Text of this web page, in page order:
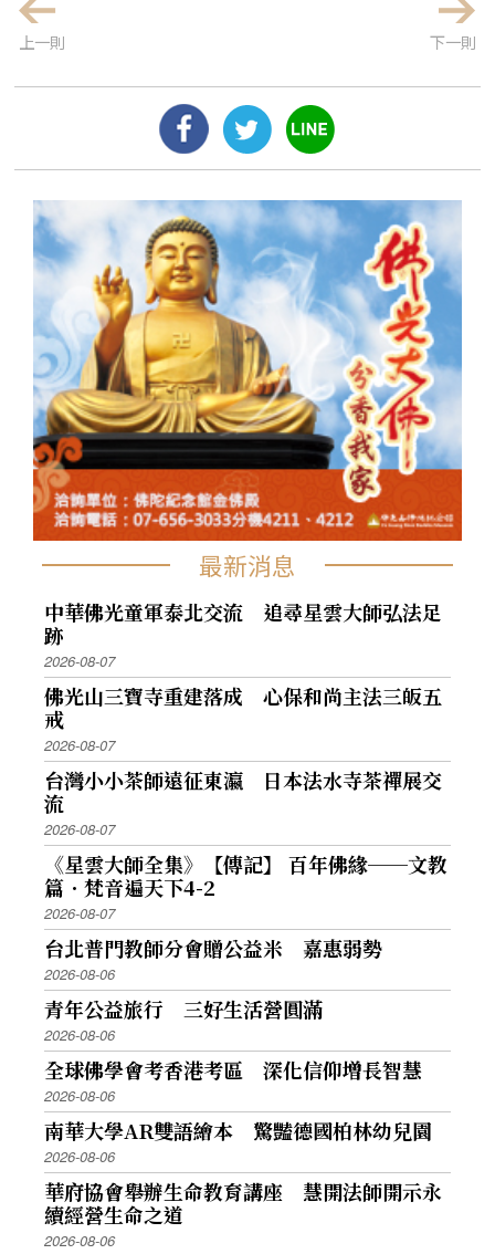
上一則 下一則
最新消息
中華佛光童軍泰北交流 追尋星雲大師弘法足
跡
2026-08-07
佛光山三寶寺重建落成 心保和尚主法三皈五
戒
2026-08-07
台灣小小茶師遠征東瀛 日本法水寺茶禪展交
流
2026-08-07
《星雲大師全集》【傳記】 百年佛緣──文教
篇．梵音遍天下4-2
2026-08-07
台北普門教師分會贈公益米 嘉惠弱勢
2026-08-06
青年公益旅行 三好生活營圓滿
2026-08-06
全球佛學會考香港考區 深化信仰增長智慧
2026-08-06
南華大學AR雙語繪本 驚豔德國柏林幼兒園
2026-08-06
華府協會舉辦生命教育講座 慧開法師開示永
續經營生命之道
2026-08-06